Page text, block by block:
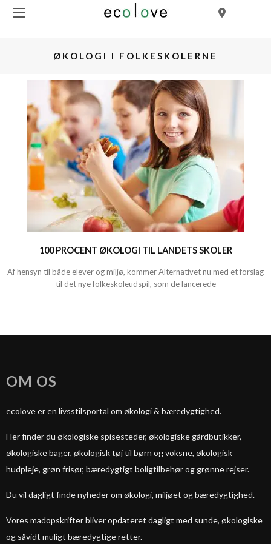
ØKOLOGI I FOLKESKOLERNE
100 PROCENT ØKOLOGI TIL LANDETS SKOLER
Af hensyn til både elever og miljø, kommer Alternativet nu med et forslag
til det nye folkeskoleudspil, som de lancerede
OM OS
ecolove er en livsstilsportal om økologi & bæredygtighed.
Her finder du økologiske spisesteder, økologiske gårdbutikker,
økologiske bager, økologisk tøj til børn og voksne, økologisk
hudpleje, grøn frisør, bæredygtigt boligtilbehør og grønne rejser.
Du vil dagligt finde nyheder om økologi, miljøet og bæredygtighed.
Vores madopskrifter bliver opdateret dagligt med sunde, økologiske
og såvidt muligt bæredygtige retter.